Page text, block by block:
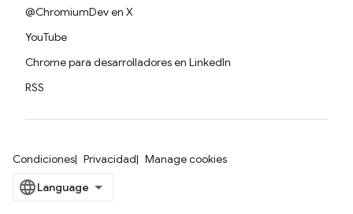
@ChromiumDev en X
YouTube
Chrome para desarrolladores en LinkedIn
RSS
Condiciones Privacidad Manage cookies